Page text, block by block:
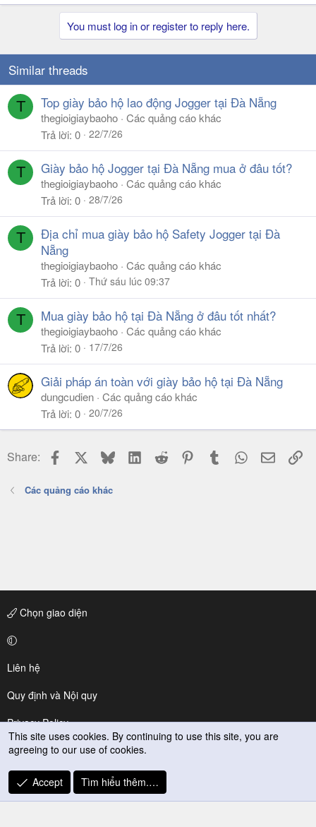
You must log in or register to reply here.
Similar threads
T Top giày bảo hộ lao động Jogger tại Đà Nẵng
thegioigiaybaoho Các quảng cáo khác
Trả lời 0 22/7/26
T Giày bảo hộ Jogger tại Đà Nẵng mua ở đâu tốt?
thegioigiaybaoho Các quảng cáo khác
Trả lời 0 28/7/26
T
Địa chỉ mua giày bảo hộ Safety Jogger tại Đà
Nẵng
thegioigiaybaoho Các quảng cáo khác
Trả lời 0 Thứ sáu lúc 09:37
T Mua giày bảo hộ tại Đà Nẵng ở đâu tốt nhất?
thegioigiaybaoho Các quảng cáo khác
Trả lời 0 17/7/26
Giải pháp án toàn với giày bảo hộ tại Đà Nẵng
dungcudien Các quảng cáo khác
Trả lời 0 20/7/26
Share: Facebook BlueskyLinkedIn
Reddit PinterestTumblr WhatsApp
Email
Các quảng cáo khác
Chọn giao diện
Liên hệ
Quy định và Nội quy
Privacy Policy
Trợ giúp
R
S
This site uses cookies. By continuing to use this site, you are
agreeing to our use of cookies.
Accept Tìm hiểu thêm.…